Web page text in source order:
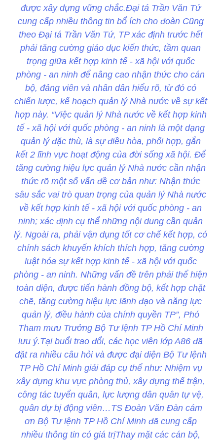
được xây dựng vững chắc.Đại tá Trần Văn Tứ
cung cấp nhiều thông tin bổ ích cho đoàn Cũng
theo Đại tá Trần Văn Tứ, TP xác định trước hết
phải tăng cường giáo dục kiến thức, tầm quan
trọng giữa kết hợp kinh tế - xã hội với quốc
phòng - an ninh để nâng cao nhận thức cho cán
bộ, đảng viên và nhân dân hiểu rõ, từ đó có
chiến lược, kế hoạch quản lý Nhà nước về sự kết
hợp này. “Việc quản lý Nhà nước về kết hợp kinh
tế - xã hội với quốc phòng - an ninh là một dạng
quản lý đặc thù, là sự điều hòa, phối hợp, gắn
kết 2 lĩnh vực hoạt động của đời sống xã hội. Để
tăng cường hiệu lực quản lý Nhà nước cần nhận
thức rõ một số vấn đề cơ bản như: Nhận thức
sâu sắc vai trò quan trọng của quản lý Nhà nước
về kết hợp kinh tế - xã hội với quốc phòng - an
ninh; xác định cụ thể những nội dung cần quản
lý. Ngoài ra, phải vận dụng tốt cơ chế kết hợp, có
chính sách khuyến khích thích hợp, tăng cường
luật hóa sự kết hợp kinh tế - xã hội với quốc
phòng - an ninh. Những vấn đề trên phải thể hiện
toàn diện, được tiến hành đồng bộ, kết hợp chặt
chẽ, tăng cường hiệu lực lãnh đạo và năng lực
quản lý, điều hành của chính quyền TP”, Phó
Tham mưu Trưởng Bộ Tư lệnh TP Hồ Chí Minh
lưu ý.Tại buổi trao đổi, các học viên lớp A86 đã
đặt ra nhiều câu hỏi và được đại diện Bộ Tư lệnh
TP Hồ Chí Minh giải đáp cụ thể như: Nhiệm vụ
xây dựng khu vực phòng thủ, xây dựng thế trận,
công tác tuyển quân, lực lượng dân quân tự vệ,
quân dự bị động viên…TS Đoàn Văn Đàn cám
ơn Bộ Tư lệnh TP Hồ Chí Minh đã cung cấp
nhiều thông tin có giá trịThay mặt các cán bộ,